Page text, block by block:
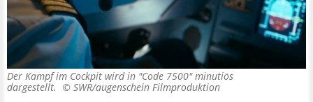
Der Kampf im Cockpit wird in "Code 7500" minutiös
dargestellt. © SWR/augenschein Filmproduktion